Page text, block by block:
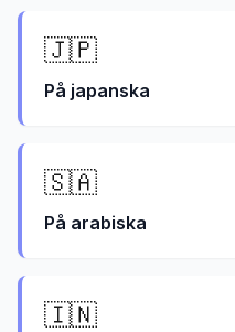
🇯🇵
På japanska
🇸🇦
På arabiska
🇮🇳